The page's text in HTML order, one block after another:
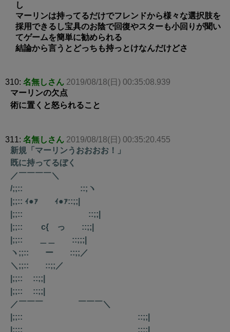
し
マーリンは持ってるだけでフレンドから様々な選択肢を
採用できるし宝具のお陰で回復やスターも小回りが聞い
てゲームを簡単に勧められる
結論から言うとどっちも持っとけなんだけどさ
310: 名無しさん 2019/08/18(日) 00:35:08.939
マーリンの欠点
術に置くと怒られること
311: 名無しさん 2019/08/18(日) 00:35:20.455
新規「マーリンうおおおお！」
既に持ってるぼく
／￣￣￣￣＼
/;;:: ::;ヽ
|;;:: ｨ●ｧ ｨ●ｧ::;;|
|;;:: ::;;|
|;;:: c{ っ ::;;|
|;;:: ＿＿ ::;;;|
ヽ;;:: ー ::;;／
＼;;:: ::;;／
|;;:: ::;;|
|;;:: ::;;|
／￣￣￣ ￣￣￣＼
|;;:: ::;;|
|;;:: ::;;|